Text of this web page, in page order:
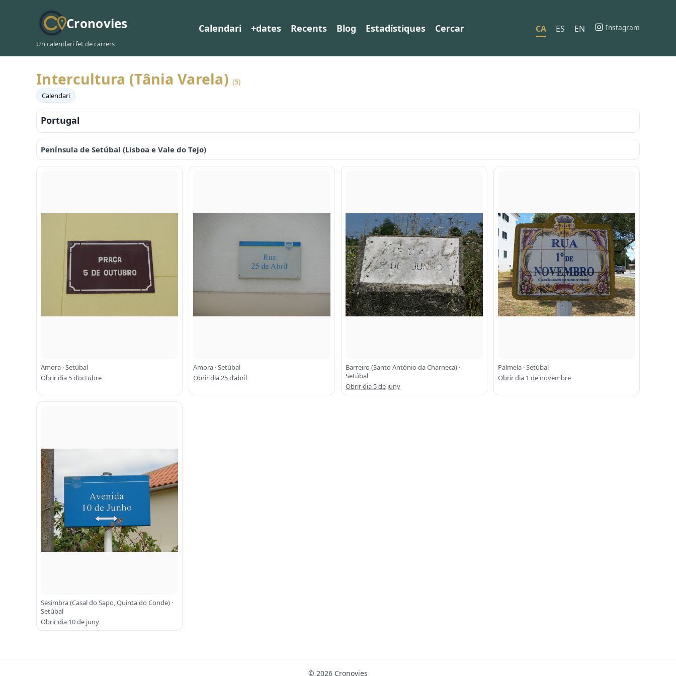
Cronovies
Un calendari fet de carrers
Calendari +dates Recents Blog Estadístiques Cercar CA ES EN Instagram
Intercultura (Tânia Varela)(5)
Calendari
Portugal
Península de Setúbal (Lisboa e Vale do Tejo)
Amora · Setúbal
Obrir dia 5 d’octubre
Amora · Setúbal
Obrir dia 25 d’abril
Barreiro (Santo António da Charneca) ·
Setúbal
Obrir dia 5 de juny
Palmela · Setúbal
Obrir dia 1 de novembre
Sesimbra (Casal do Sapo, Quinta do Conde) ·
Setúbal
Obrir dia 10 de juny
© 2026 Cronovies